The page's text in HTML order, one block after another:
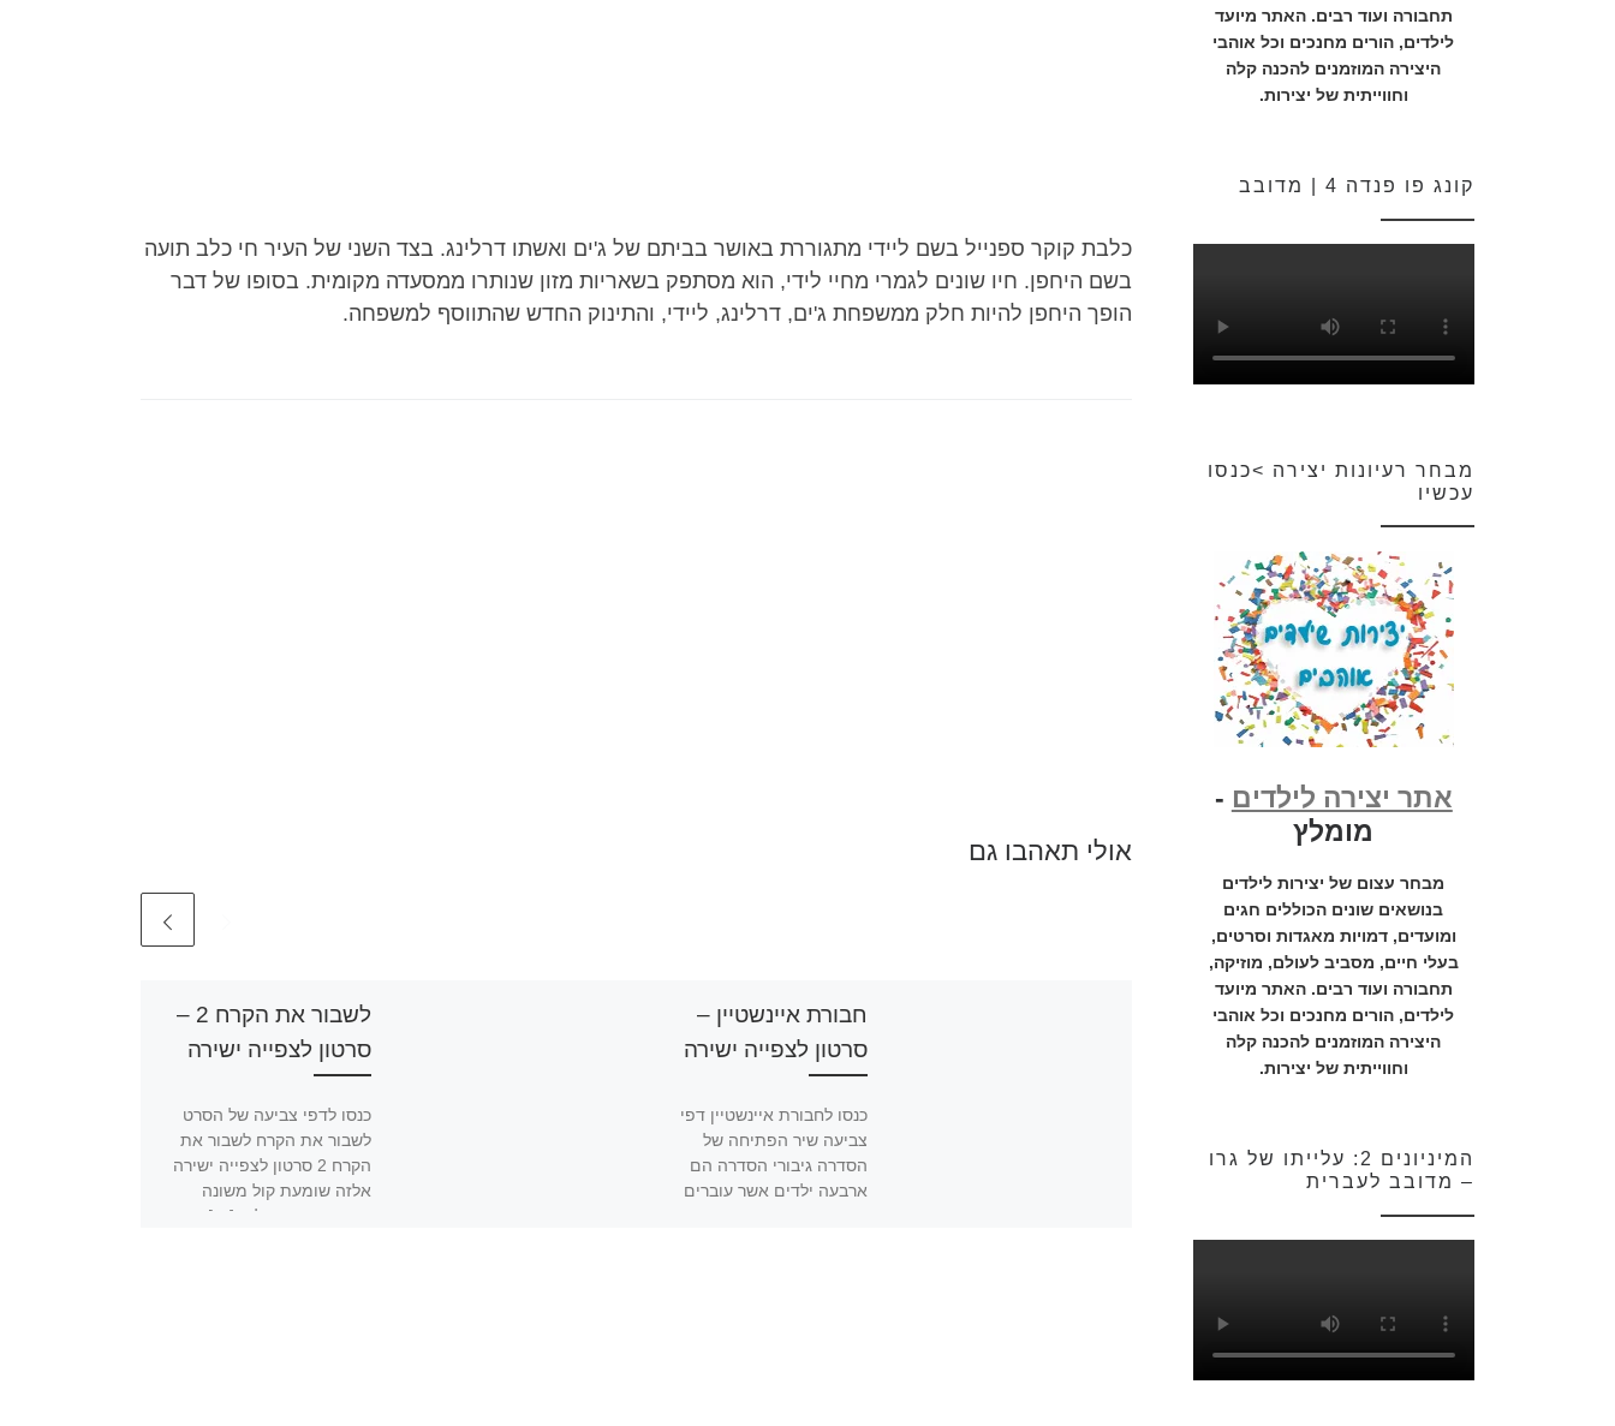
כלבת קוקר ספנייל בשם ליידי מתגוררת באושר בביתם של ג'ים ואשתו דרלינג. בצד השני של העיר חי כלב תועה
בשם היחפן. חיו שונים לגמרי מחיי לידי, הוא מסתפק בשאריות מזון שנותרו ממסעדה מקומית. בסופו של דבר
הופך היחפן להיות חלק ממשפחת ג'ים, דרלינג, ליידי, והתינוק החדש שהתווסף למשפחה.
אולי תאהבו גם
חבורת איינשטיין –
סרטון לצפייה ישירה
כנסו לחבורת איינשטיין דפי
צביעה שיר הפתיחה של
הסדרה גיבורי הסדרה הם
ארבעה ילדים אשר עוברים
לשבור את הקרח 2 –
סרטון לצפייה ישירה
כנסו לדפי צביעה של הסרט
לשבור את הקרח לשבור את
הקרח 2 סרטון לצפייה ישירה
אלזה שומעת קול משונה
מהצפון שקורא לה. […]
תחבורה ועוד רבים. האתר מיועד
לילדים, הורים מחנכים וכל אוהבי
היצירה המוזמנים להכנה קלה
וחווייתית של יצירות.
קונג פו פנדה 4 | מדובב
מבחר רעיונות יצירה >כנסו
עכשיו
אתר יצירה לילדים -
מומלץ
מבחר עצום של יצירות לילדים
בנושאים שונים הכוללים חגים
ומועדים, דמויות מאגדות וסרטים,
בעלי חיים, מסביב לעולם, מוזיקה,
תחבורה ועוד רבים. האתר מיועד
לילדים, הורים מחנכים וכל אוהבי
היצירה המוזמנים להכנה קלה
וחווייתית של יצירות.
המיניונים 2: עלייתו של גרו
– מדובב לעברית